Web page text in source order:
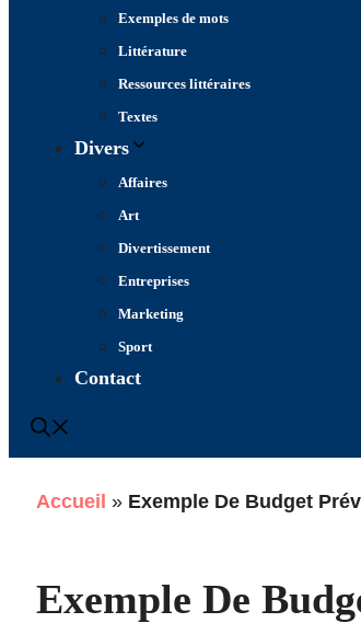
Exemples de mots
Littérature
Ressources littéraires
Textes
Divers
Affaires
Art
Divertissement
Entreprises
Marketing
Sport
Contact
Accueil » Exemple De Budget
Exemple De